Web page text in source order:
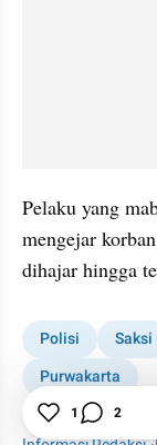
Pelaku yang
mengejar
dihajar hingga
Polisi Saksi
Purwakarta
Preman Aniaya
1 2